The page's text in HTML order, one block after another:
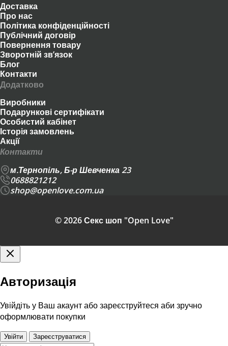
Доставка
Про нас
Політика конфіденційності
Публічний договір
Повернення товару
Зворотній зв’язок
Блог
Контакти
Додатково
Виробники
Подарункові сертифікати
Особистий кабінет
Історія замовлень
Акції
Контакти
м.Тернопіль, Б-р Шевченка 23
0688821212
shop@openlove.com.ua
© 2026 Секс шоп "Open Love"
Авторизація
Увійдіть у Ваш акаунт або зареєструйтеся аби зручно
оформлювати покупки
Увійти Зареєструватися